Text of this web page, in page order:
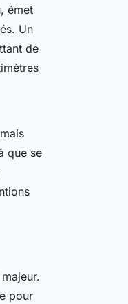
émet
Un
de
que se
pour